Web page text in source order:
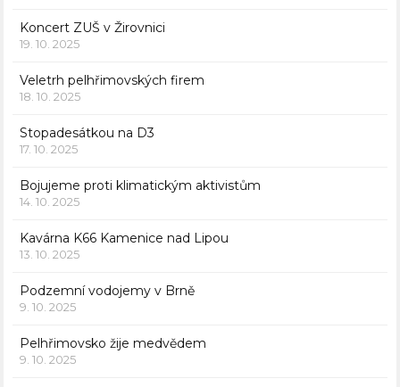
Koncert ZUŠ v Žirovnici
19. 10. 2025
Veletrh pelhřimovských firem
18. 10. 2025
Stopadesátkou na D3
17. 10. 2025
Bojujeme proti klimatickým aktivistům
14. 10. 2025
Kavárna K66 Kamenice nad Lipou
13. 10. 2025
Podzemní vodojemy v Brně
9. 10. 2025
Pelhřimovsko žije medvědem
9. 10. 2025